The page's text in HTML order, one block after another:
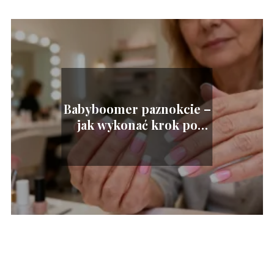
Babyboomer paznokcie –
jak wykonać krok po
kroku?